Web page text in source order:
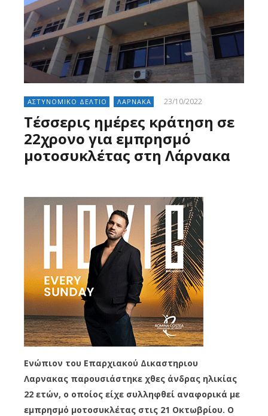
ΑΣΤΥΝΟΜΙΚΟ ΔΕΛΤΙΟ ΛΑΡΝΑΚΑ 23/10/2022
Τέσσερις ημέρες κράτηση σε
22χρονο για εμπρησμό
μοτοσυκλέτας στη Λάρνακα
Ενώπιον του Επαρχιακού Δικαστηριου
Λαρνακας παρουσιάστηκε χθες άνδρας ηλικίας
22 ετών, ο οποίος είχε συλληφθεί αναφορικά με
εμπρησμό μοτοσυκλέτας στις 21 Οκτωβρίου. Ο